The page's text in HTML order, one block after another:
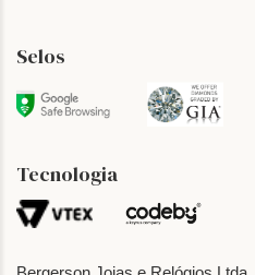
Selos
Tecnologia